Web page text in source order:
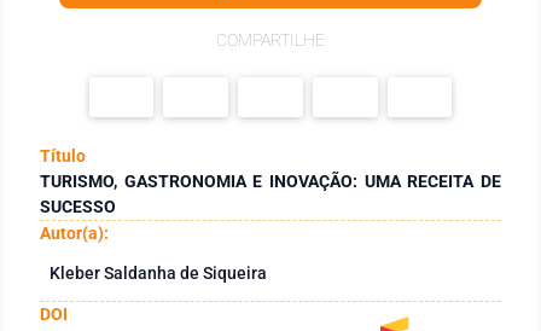
COMPARTILHE
Título
TURISMO, GASTRONOMIA E INOVAÇÃO: UMA RECEITA DE
SUCESSO
Autor(a):
Kleber Saldanha de Siqueira
DOI